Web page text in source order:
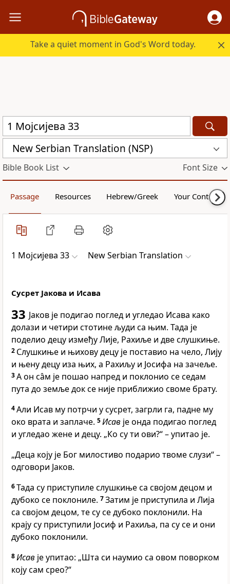
Take a quiet moment in God's Word today.
New Serbian Translation (NSP)
Bible Book List Font Size
Passage Resources Hebrew/Greek Your Content
1 Мојсијева 33 New Serbian Translation
Сусрет Јакова и Исава
33 Јаков је подигао поглед и угледао Исава како
долази и четири стотине људи са њим. Тада је
поделио децу између Лије, Рахиље и две слушкиње.
2 Слушкиње и њихову децу је поставио на чело, Лију
и њену децу иза њих, а Рахиљу и Јосифа на зачеље.
3А он са̂м је пошао напред и поклонио се седам
пута до земље док се није приближио своме брату.
4Али Исав му потрчи у сусрет, загрли га, падне му
око врата и заплаче. 5Исав је онда подигао поглед
и угледао жене и децу. „Ко су ти ови?“ – упитао је.
„Деца коју је Бог милостиво подарио твоме слузи“ –
одговори Јаков.
6Тада су приступиле слушкиње са својом децом и
дубоко се поклониле. 7Затим је приступила и Лија
са својом децом, те су се дубоко поклонили. На
крају су приступили Јосиф и Рахиља, па су се и они
дубоко поклонили.
8Исав је упитао: „Шта си наумио са овом поворком
коју сам срео?“